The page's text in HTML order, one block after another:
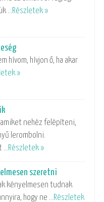
…Részletek »
hívom, hívjon ő, ha akar
»
nehéz felépíteni,
lerombolni.
…Részletek »
szeretni
kényelmesen tudnak
hogy ne …Részletek